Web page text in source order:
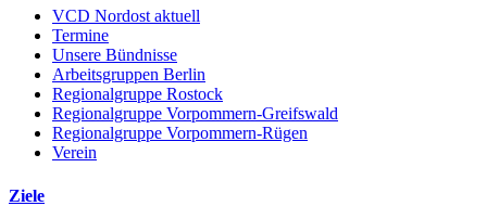
VCD Nordost aktuell
Termine
Unsere Bündnisse
Arbeitsgruppen Berlin
Regionalgruppe Rostock
Regionalgruppe Vorpommern-Greifswald
Regionalgruppe Vorpommern-Rügen
Verein
Ziele